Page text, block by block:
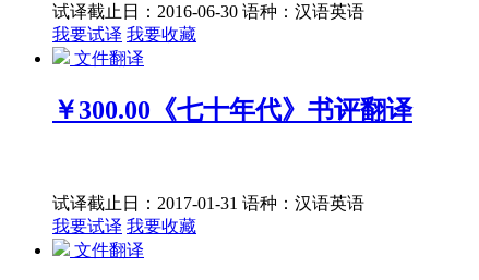
试译截止日：2016-06-30 语种：汉语英语
我要试译 我要收藏
文件翻译
￥300.00 《七十年代》书评翻译
试译截止日：2017-01-31 语种：汉语英语
我要试译 我要收藏
文件翻译